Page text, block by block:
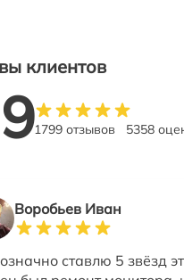
клиентов
1799 отзывов 5358
Воробьев Иван
ставлю 5 звёзд